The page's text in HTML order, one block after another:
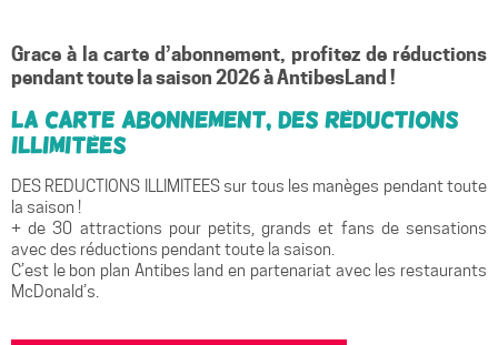
Grace à la carte d’abonnement, profitez de réductions
pendant toute la saison 2026 à AntibesLand !
La carte abonnement, des réductions
illimitées
DES REDUCTIONS ILLIMITEES sur tous les manèges pendant toute
la saison !
+ de 30 attractions pour petits, grands et fans de sensations
avec des réductions pendant toute la saison.
C’est le bon plan Antibes land en partenariat avec les restaurants
McDonald’s.